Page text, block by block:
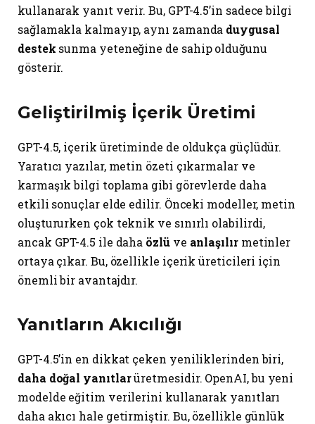
kullanarak yanıt verir. Bu, GPT-4.5’in sadece bilgi
sağlamakla kalmayıp, aynı zamanda duygusal
destek sunma yeteneğine de sahip olduğunu
gösterir.
Geliştirilmiş İçerik Üretimi
GPT-4.5, içerik üretiminde de oldukça güçlüdür.
Yaratıcı yazılar, metin özeti çıkarmalar ve
karmaşık bilgi toplama gibi görevlerde daha
etkili sonuçlar elde edilir. Önceki modeller, metin
oluştururken çok teknik ve sınırlı olabilirdi,
ancak GPT-4.5 ile daha özlüve anlaşılırmetinler
ortaya çıkar. Bu, özellikle içerik üreticileri için
önemli bir avantajdır.
Yanıtların Akıcılığı
GPT-4.5’in en dikkat çeken yeniliklerinden biri,
daha doğal yanıtlarüretmesidir. OpenAI, bu yeni
modelde eğitim verilerini kullanarak yanıtları
daha akıcı hale getirmiştir. Bu, özellikle günlük